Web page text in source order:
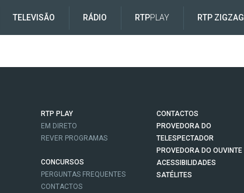
TELEVISÃO RÁDIO RTPPLAY RTP ZIGZAG
RTP PLAY
EM DIRETO
REVER PROGRAMAS
CONCURSOS
PERGUNTAS FREQUENTES
CONTACTOS
CONTACTOS
PROVEDORA DO
TELESPECTADOR
PROVEDORA DO OUVINTE
ACESSIBILIDADES
SATÉLITES